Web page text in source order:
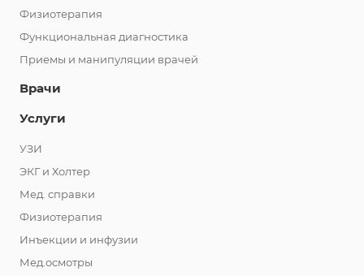
Физиотерапия
Функциональная диагностика
Приемы и манипуляции врачей
Врачи
Услуги
УЗИ
ЭКГ и Холтер
Мед. справки
Физиотерапия
Инъекции и инфузии
Мед.осмотры